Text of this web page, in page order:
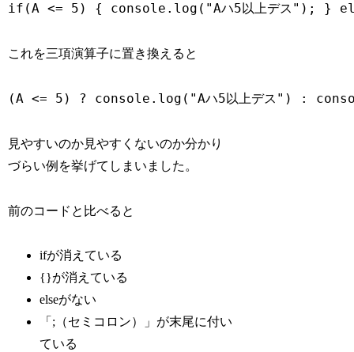
if(A <= 5) { console.log("Aハ5以上デス"); }
これを三項演算子に置き換えると
(A <= 5) ? console.log("Aハ5以上デス") :
見やすいのか見やすくないのか分かり
づらい例を挙げてしまいました。
前のコードと比べると
ifが消えている
{}が消えている
elseがない
「;（セミコロン）」が末尾に付い
ている